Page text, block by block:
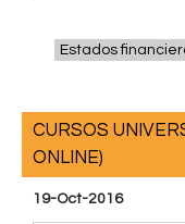
Estados
CURSOS
ONLINE)
19-Oct-2016